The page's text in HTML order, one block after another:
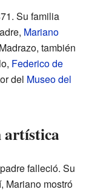
Su familia
Mariano
también
Federico de
del Museo del
artística
falleció. Su
Mariano mostró